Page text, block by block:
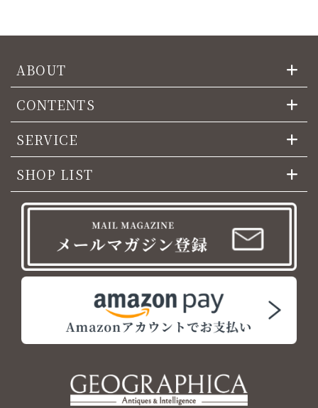
ABOUT
CONTENTS
SERVICE
SHOP LIST